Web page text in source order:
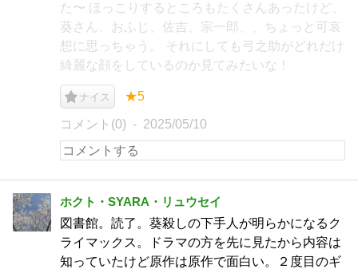
た〜 ほっこりするところもたくさんあったけど、
葵さん、おふじ、佐吉、宗一郎、、ちょっと可哀
想に思っちゃう。 それにしても弓之助がどれだけ
綺麗な顔をしているのか見てみたいな！
ナイス ★5
コメント(0) 2025/05/10
ホクト・SYARA・リュウセイ
図書館。読了。葵殺しの下手人が明らかになるク
ライマックス。ドラマの方を先に見たから内容は
知っていたけど原作は原作で面白い。２度目のギ